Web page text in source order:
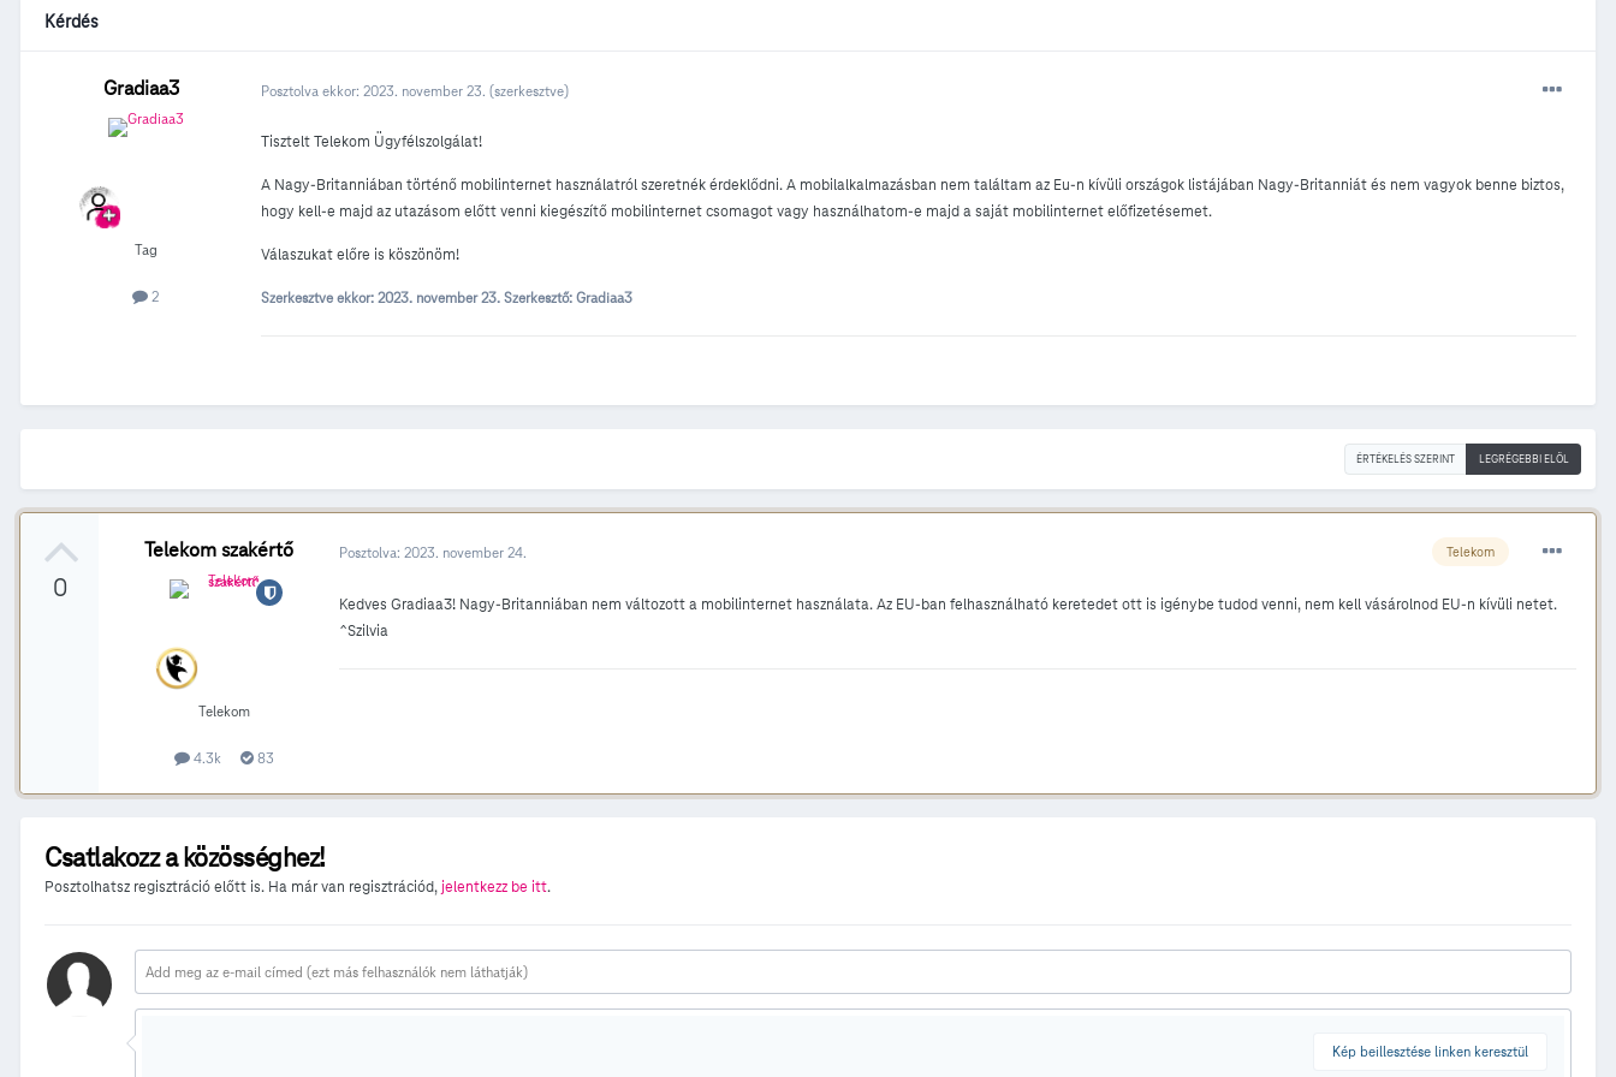
Kérdés
Gradiaa3
Tag
2
Posztolva ekkor: 2023. november 23. (szerkesztve)
Tisztelt Telekom Ügyfélszolgálat!
A Nagy-Britanniában történő mobilinternet használatról szeretnék érdeklődni. A mobilalkalmazásban nem találtam az Eu-n kívüli országok listájában Nagy-Britanniát és nem vagyok benne biztos,
hogy kell-e majd az utazásom előtt venni kiegészítő mobilinternet csomagot vagy használhatom-e majd a saját mobilinternet előfizetésemet.
Válaszukat előre is köszönöm!
Szerkesztve ekkor: 2023. november 23. Szerkesztő: Gradiaa3
ÉRTÉKELÉS SZERINT LEGRÉGEBBI ELÖL
0
Telekom szakértő
Telekom
4.3k 83
Telekom
Posztolva: 2023. november 24.
Kedves Gradiaa3! Nagy-Britanniában nem változott a mobilinternet használata. Az EU-ban felhasználható keretedet ott is igénybe tudod venni, nem kell vásárolnod EU-n kívüli netet.
^Szilvia
Csatlakozz a közösséghez!
Posztolhatsz regisztráció előtt is. Ha már van regisztrációd,jelentkezz be itt.
Kép beillesztése linken keresztül